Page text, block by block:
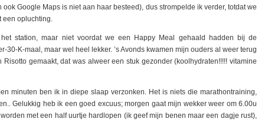
Google Maps is niet aan haar besteed), dus strompelde ik verder, totdat we
een opluchting.
station, maar niet voordat we een Happy Meal gehaald hadden bij de
30-K-maal, maar wel heel lekker. ’s Avonds kwamen mijn ouders al weer terug
gemaakt, dat was alweer een stuk gezonder (koolhydraten!!!!! vitamine
minuten ben ik in diepe slaap verzonken. Het is niets die marathontraining,
Gelukkig heb ik een goed excuus; morgen gaat mijn wekker weer om 6.00u
met een half uurtje hardlopen (ik geef mijn benen maar een dagje rust),